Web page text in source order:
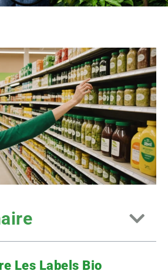
Les Labels Bio